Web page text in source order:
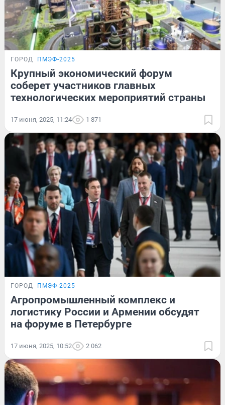
ГОРОД ПМЭФ-2025
Крупный экономический форум
соберет участников главных
технологических мероприятий страны
17 июня, 2025, 11:24 1 871
ГОРОД ПМЭФ-2025
Агропромышленный комплекс и
логистику России и Армении обсудят
на форуме в Петербурге
17 июня, 2025, 10:52 2 062